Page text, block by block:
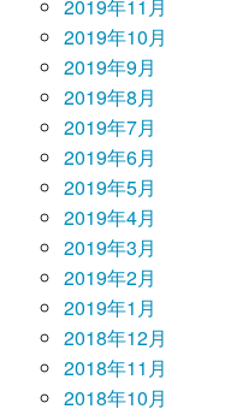
2019年11月
2019年10月
2019年9月
2019年8月
2019年7月
2019年6月
2019年5月
2019年4月
2019年3月
2019年2月
2019年1月
2018年12月
2018年11月
2018年10月